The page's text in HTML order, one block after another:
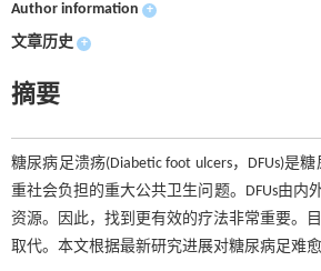
Author information +
文章历史 +
摘要
糖尿病足溃疡(Diabetic foot ulcers，DFUs)
重社会负担的重大公共卫生问题。DFUs由
资源。因此，找到更有效的疗法非常重要。
取代。本文根据最新研究进展对糖尿病足难